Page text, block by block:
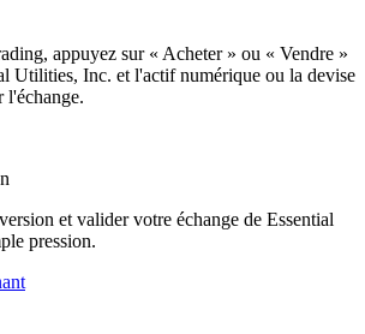
appuyez sur « Acheter » ou « Vendre »
Utilities, Inc. et l'actif numérique ou la devise
l'échange.
et valider votre échange de Essential
pression.